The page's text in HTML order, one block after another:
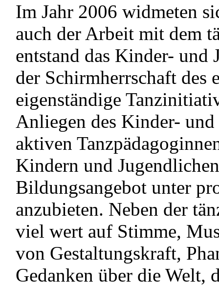
Im Jahr 2006 widmeten
auch der Arbeit mit dem
entstand das Kinder- und
der Schirmherrschaft des
eigenständige
Anliegen des Kinder- und
aktiven
Kindern und
Bildungsangebot unter
anzubieten. Neben der
viel wert auf Stimme,
von Gestaltungskraft,
Gedanken über die Welt,